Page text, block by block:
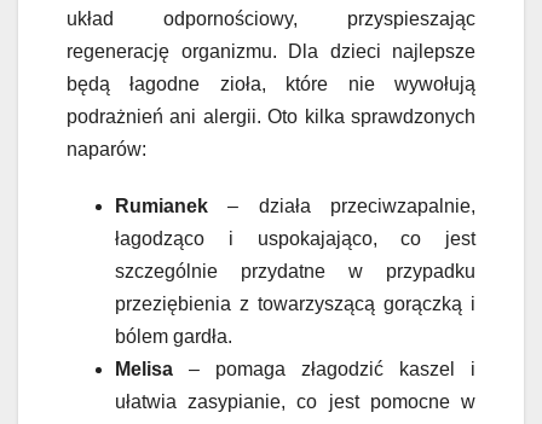
układ odpornościowy, przyspieszając
regenerację organizmu. Dla dzieci najlepsze
będą łagodne zioła, które nie wywołują
podrażnień ani alergii. Oto kilka sprawdzonych
naparów:
Rumianek – działa przeciwzapalnie,
łagodząco i uspokajająco, co jest
szczególnie przydatne w przypadku
przeziębienia z towarzyszącą gorączką i
bólem gardła.
Melisa – pomaga złagodzić kaszel i
ułatwia zasypianie, co jest pomocne w